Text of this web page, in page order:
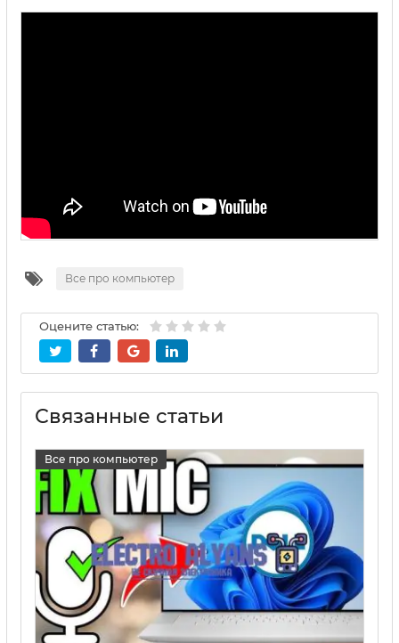
Все про компьютер
Оцените статью:
Связанные статьи
Все про компьютер